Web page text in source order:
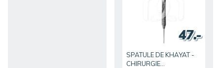
SPATULE DE KHAYAT -
CHIRURGIE
47.-